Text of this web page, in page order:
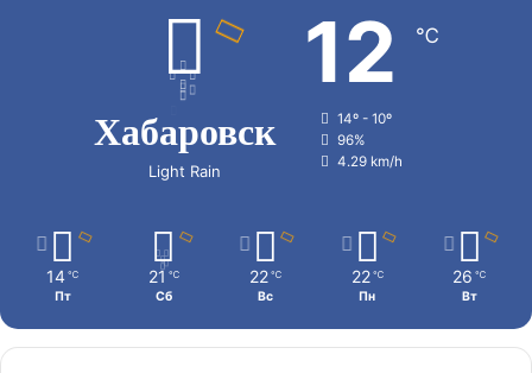
Хабаровск
Light Rain
12 ℃
14º - 10º
96%
4.29 km/h
14 ℃
Пт
21 ℃
Сб
22 ℃
Вс
22 ℃
Пн
26 ℃
Вт